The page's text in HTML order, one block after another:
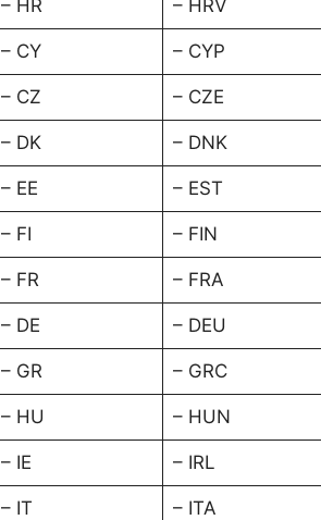
– HR – HRV
– CY – CYP
– CZ – CZE
– DK – DNK
– EE – EST
– FI – FIN
– FR – FRA
– DE – DEU
– GR – GRC
– HU – HUN
– IE – IRL
– IT – ITA